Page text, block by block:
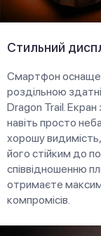
Стильний
Смартфон
роздільною
Dragon Trail.
навіть просто
хорошу
його стійким до
співвідношенню
отримаєте
компромісів.